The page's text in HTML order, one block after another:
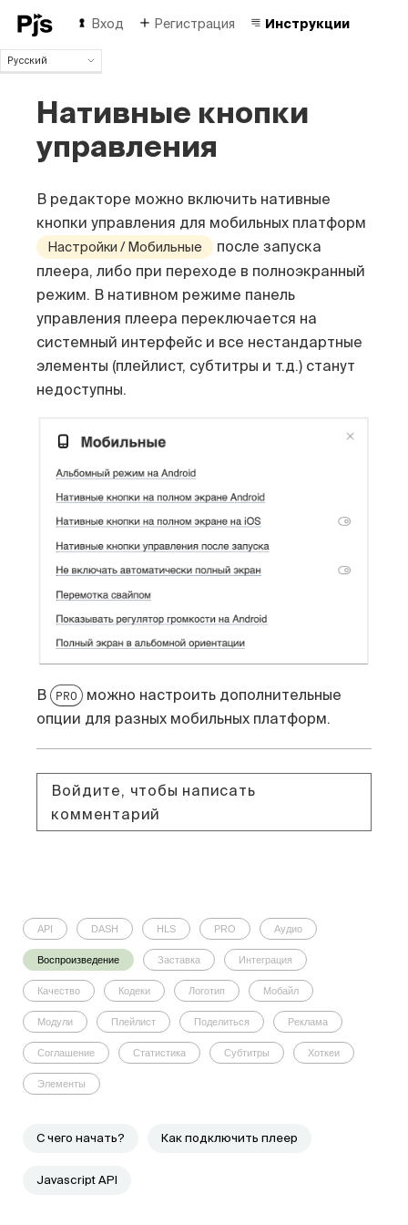
Вход Регистрация Инструкции
Русский
English
Español
Português (Brasil)
Deutsch
Italiano
Čeština
Нативные кнопки
управления
В редакторе можно включить нативные
кнопки управления для мобильных платформ
Настройки / Мобильные
после запуска
плеера, либо при переходе в полноэкранный
режим. В нативном режиме панель
управления плеера переключается на
системный интерфейс и все нестандартные
элементы (плейлист, субтитры и т.д.) станут
недоступны.
В PRO
можно настроить дополнительные
опции для разных мобильных платформ.
Войдите, чтобы написать
комментарий
API DASH HLS PRO Аудио
Воспроизведение Заставка Интеграция
Качество Кодеки Логотип Мобайл
Модули Плейлист Поделиться Реклама
Соглашение Статистика Субтитры Хоткеи
Элементы
C чего начать? Как подключить плеер
Javascript API